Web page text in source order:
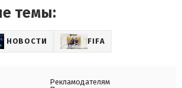
темы:
НОВОСТИ FIFA
Рекламодателям